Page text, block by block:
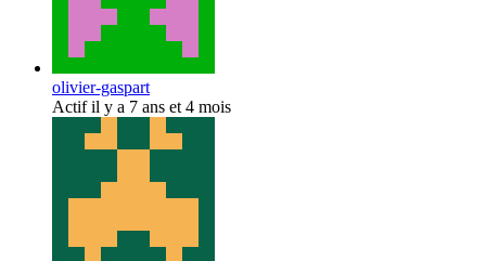
olivier-gaspart
Actif il y a 7 ans et 4 mois